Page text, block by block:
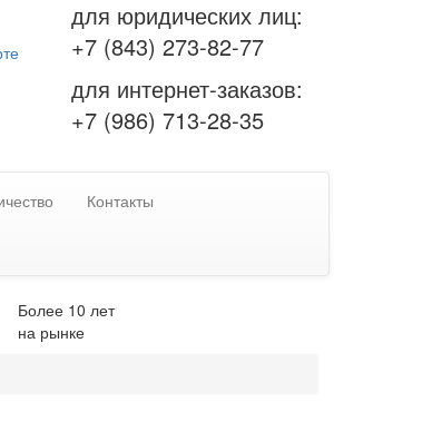
для юридических лиц:
+7 (843) 273-82-77
для интернет-заказов:
+7 (986) 713-28-35
Контакты
Более 10 лет
на рынке